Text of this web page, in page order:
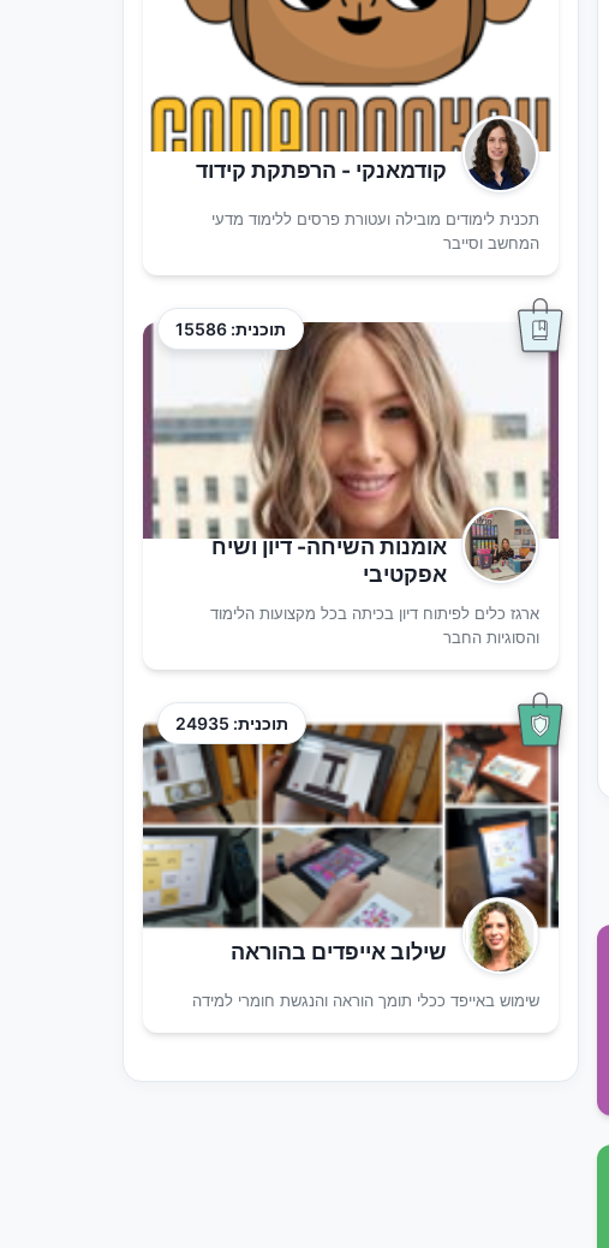
קודמאנקי - הרפתקת קידוד
תכנית לימודים מובילה ועטורת פרסים ללימוד מדעי
המחשב וסייבר
תוכנית: 15586
אומנות השיחה- דיון ושיח
אפקטיבי
ארגז כלים לפיתוח דיון בכיתה בכל מקצועות הלימוד
והסוגיות החבר
תוכנית: 24935
שילוב אייפדים בהוראה
שימוש באייפד ככלי תומך הוראה והנגשת חומרי למידה